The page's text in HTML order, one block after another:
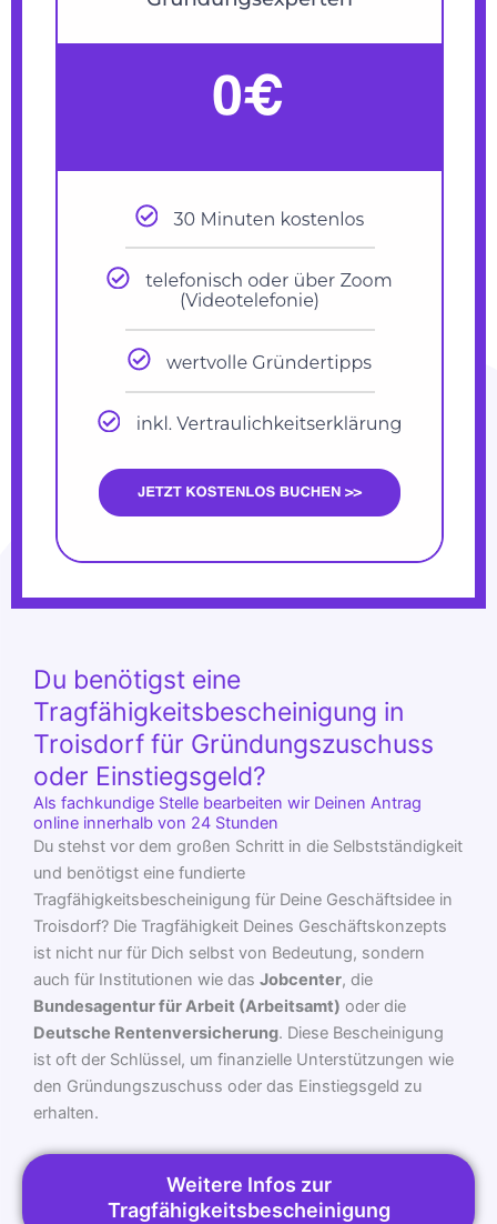
Du benötigst eine
Tragfähigkeitsbescheinigung in
Troisdorf für Gründungszuschuss
oder Einstiegsgeld?
Als fachkundige Stelle bearbeiten wir Deinen Antrag
online innerhalb von 24 Stunden
Du stehst vor dem großen Schritt in die Selbstständigkeit
und benötigst eine fundierte
Tragfähigkeitsbescheinigung für Deine Geschäftsidee in
Troisdorf? Die Tragfähigkeit Deines Geschäftskonzepts
ist nicht nur für Dich selbst von Bedeutung, sondern
auch für Institutionen wie das Jobcenter, die
Bundesagentur für Arbeit (Arbeitsamt) oder die
Deutsche Rentenversicherung. Diese Bescheinigung
ist oft der Schlüssel, um finanzielle Unterstützungen wie
den Gründungszuschuss oder das Einstiegsgeld zu
erhalten.
Weitere Infos zur
Tragfähigkeitsbescheinigung